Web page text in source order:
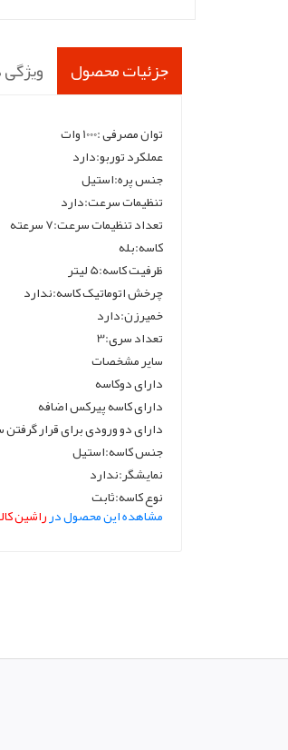
جزئیات محصول ویژگی
توان مصرفی :1000 وات
عملکرد توربو:دارد
جنس پره:استیل
تنظیمات سرعت:دارد
تعداد تنظیمات سرعت:7 سرعته
کاسه:بله
ظرفیت کاسه:5 لیتر
چرخش اتوماتیک کاسه:ندارد
خمیرزن:دارد
تعداد سری:3
سایر مشخصات
دارای دوکاسه
دارای کاسه پیرکس اضافه
دارای دو ورودی برای قرار
جنس کاسه:استیل
نمایشگر:ندارد
نوع کاسه:ثابت
مشاهده این محصول درراشین